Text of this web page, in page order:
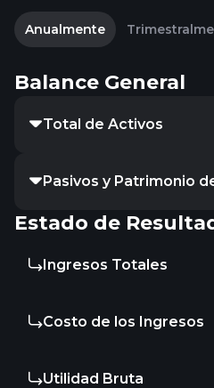
Anualmente
Balance General
Total de Activos
Pasivos y Patrimonio
Estado de
Ingresos Totales
Costo de los Ingresos
Utilidad Bruta